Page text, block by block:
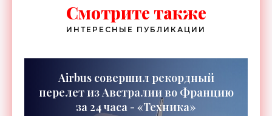
Смотрите также
ИНТЕРЕСНЫЕ ПУБЛИКАЦИИ
Airbus совершил рекордный
перелет из Австралии во Францию
за 24 часа - «Техника»